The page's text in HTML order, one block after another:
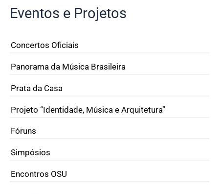
Eventos e Projetos
Concertos Oficiais
Panorama da Música Brasileira
Prata da Casa
Projeto “Identidade, Música e Arquitetura”
Fóruns
Simpósios
Encontros OSU